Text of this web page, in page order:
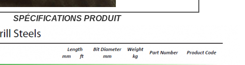
SPÉCIFICATIONS PRODUIT